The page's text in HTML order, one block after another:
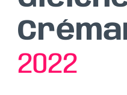
2022